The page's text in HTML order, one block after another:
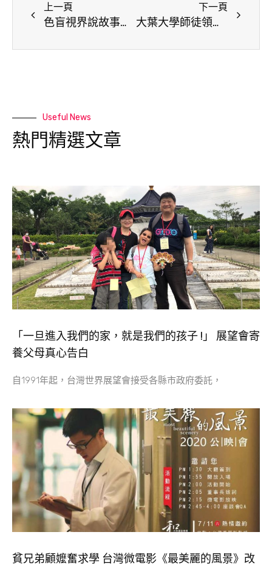
上一頁
色盲視界說故事大葉大學傳藝學程造飛機獲大和獎微電影人氣獎
下一頁
大葉大學師徒領航 台灣私校競賽獲獎學生比例 全國第一
Useful News
熱門精選文章
「一旦進入我們的家，就是我們的孩子 !」 展望會寄
養父母真心告白
自1991年起，台灣世界展望會接受各縣市政府委託，
貧兄弟顧嬤奮求學 台灣微電影《最美麗的風景》改